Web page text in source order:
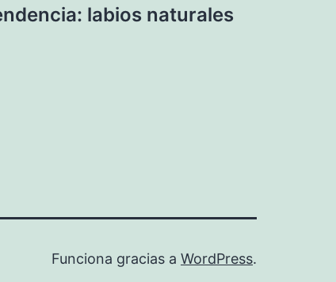
labios naturales
Funciona gracias a WordPress.